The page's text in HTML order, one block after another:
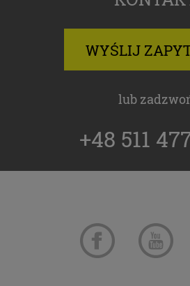
WYŚLIJ
lub
+48 511